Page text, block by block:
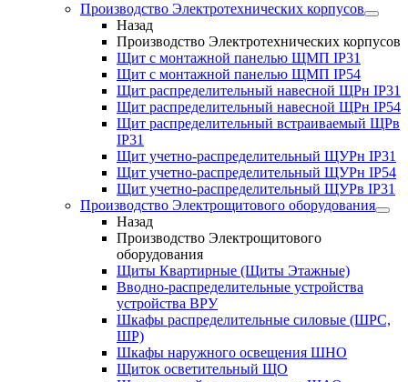
Производство Электротехнических корпусов
Назад
Производство Электротехнических корпусов
Щит с монтажной панелью ЩМП IP31
Щит с монтажной панелью ЩМП IP54
Щит распределительный навесной ЩРн IP31
Щит распределительный навесной ЩРн IP54
Щит распределительный встраиваемый ЩРв
IP31
Щит учетно-распределительный ЩУРн IP31
Щит учетно-распределительный ЩУРн IP54
Щит учетно-распределительный ЩУРв IP31
Производство Электрощитового оборудования
Назад
Производство Электрощитового
оборудования
Щиты Квартирные (Щиты Этажные)
Вводно-распределительные устройства
устройства ВРУ
Шкафы распределительные силовые (ШРС,
ШР)
Шкафы наружного освещения ШНО
Щиток осветительный ЩО